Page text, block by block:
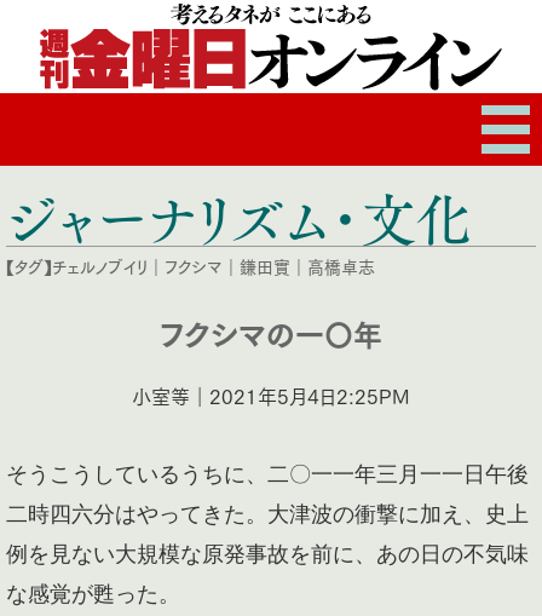
ジャーナリズム・文化
【タグ】チェルノブイリ ｜ フクシマ ｜ 鎌田實 ｜ 高橋卓志
フクシマの一〇年
小室等｜2021年5月4日2:25PM
そうこうしているうちに、二〇一一年三月一一日午後
二時四六分はやってきた。大津波の衝撃に加え、史上
例を見ない大規模な原発事故を前に、あの日の不気味
な感覚が甦った。